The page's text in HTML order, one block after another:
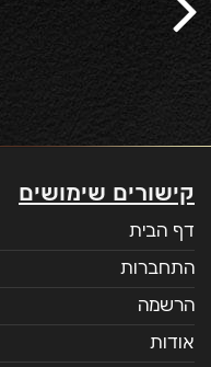
קישורים שימושים
דף הבית
התחברות
הרשמה
אודות